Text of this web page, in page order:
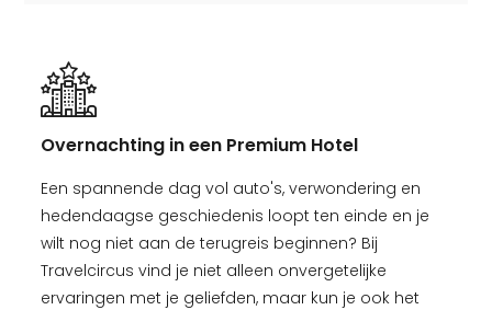
Overnachting in een Premium Hotel
Een spannende dag vol auto's, verwondering en
hedendaagse geschiedenis loopt ten einde en je
wilt nog niet aan de terugreis beginnen? Bij
Travelcircus vind je niet alleen onvergetelijke
ervaringen met je geliefden, maar kun je ook het